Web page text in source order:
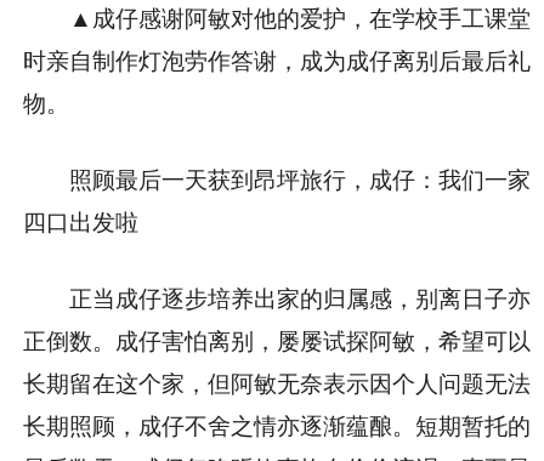
▲成仔感谢阿敏对他的爱护，在学校手工课堂
时亲自制作灯泡劳作答谢，成为成仔离别后最后礼
物。
照顾最后一天获到昂坪旅行，成仔：我们一家
四口出发啦
正当成仔逐步培养出家的归属感，别离日子亦
正倒数。成仔害怕离别，屡屡试探阿敏，希望可以
长期留在这个家，但阿敏无奈表示因个人问题无法
长期照顾，成仔不舍之情亦逐渐蕴酿。短期暂托的